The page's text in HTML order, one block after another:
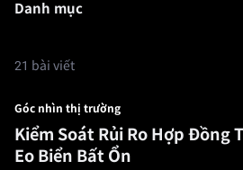
Danh mục
21 bài viết
Góc nhìn thị trường
Kiểm Soát Rủi Ro Hợp Đồng
Eo Biển Bất Ổn